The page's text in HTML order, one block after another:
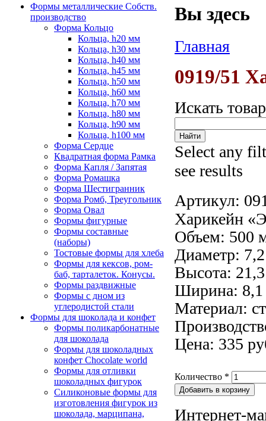
Формы металлические Собств.
производство
Форма Кольцо
Кольца, h20 мм
Кольца, h30 мм
Кольца, h40 мм
Кольца, h45 мм
Кольца, h50 мм
Кольца, h60 мм
Кольца, h70 мм
Кольца, h80 мм
Кольца, h90 мм
Кольца, h100 мм
Форма Сердце
Квадратная форма Рамка
Форма Капля / Запятая
Форма Ромашка
Форма Шестигранник
Форма Ромб, Треугольник
Форма Овал
Формы фигурные
Формы составные
(наборы)
Тостовые формы для хлеба
Формы для кексов, ром-
баб, тарталеток. Конусы.
Формы раздвижные
Формы с дном из
углеродистой стали
Формы для шоколада и конфет
Формы поликарбонатные
для шоколада
Формы для шоколадных
конфет Сhocolate world
Формы для отливки
шоколадных фигурок
Силиконовые формы для
изготовления фигурок из
шоколада, марципана,
Вы здесь
Главная
0919/51
Искать
Select any
see results
Артикул:
Харикейн
Объем: 500
Диаметр:
Высота:
Ширина: 8,1
Материал:
Цена: 335
Количество *
Интернет-